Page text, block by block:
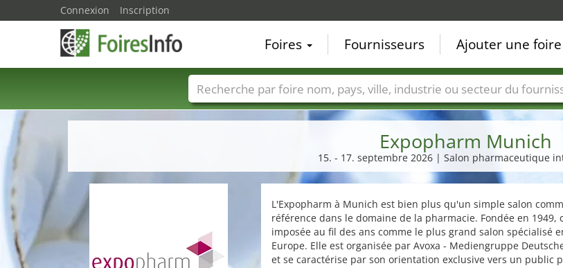
Expopharm Munich
15. - 17. septembre 2026 | Salon pharmaceutique
L'Expopharm à Munich est bien plus qu'un simple salon
référence dans le domaine de la pharmacie. Fondée en 1949,
imposée au fil des ans comme le plus grand salon spécialisé
Europe. Elle est organisée par Avoxa - Mediengruppe
et se caractérise par son orientation exclusive vers un public
Connexion Inscription
Foires Fournisseurs Ajouter une
Foire noms Pays Villes Secteurs de foire Secteurs du